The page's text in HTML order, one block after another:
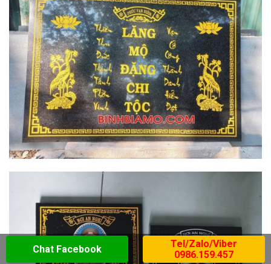
Chat Facebook
Tel/Zalo/Viber
0986.159.457